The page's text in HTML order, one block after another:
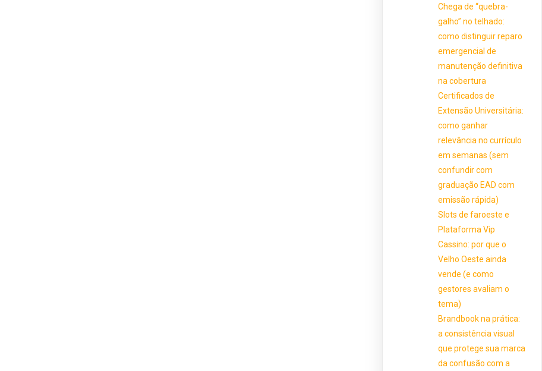
Chega de “quebra-
galho” no telhado:
como distinguir reparo
emergencial de
manutenção definitiva
na cobertura
Certificados de
Extensão Universitária:
como ganhar
relevância no currículo
em semanas (sem
confundir com
graduação EAD com
emissão rápida)
Slots de faroeste e
Plataforma Vip
Cassino: por que o
Velho Oeste ainda
vende (e como
gestores avaliam o
tema)
Brandbook na prática:
a consistência visual
que protege sua marca
da confusão com a